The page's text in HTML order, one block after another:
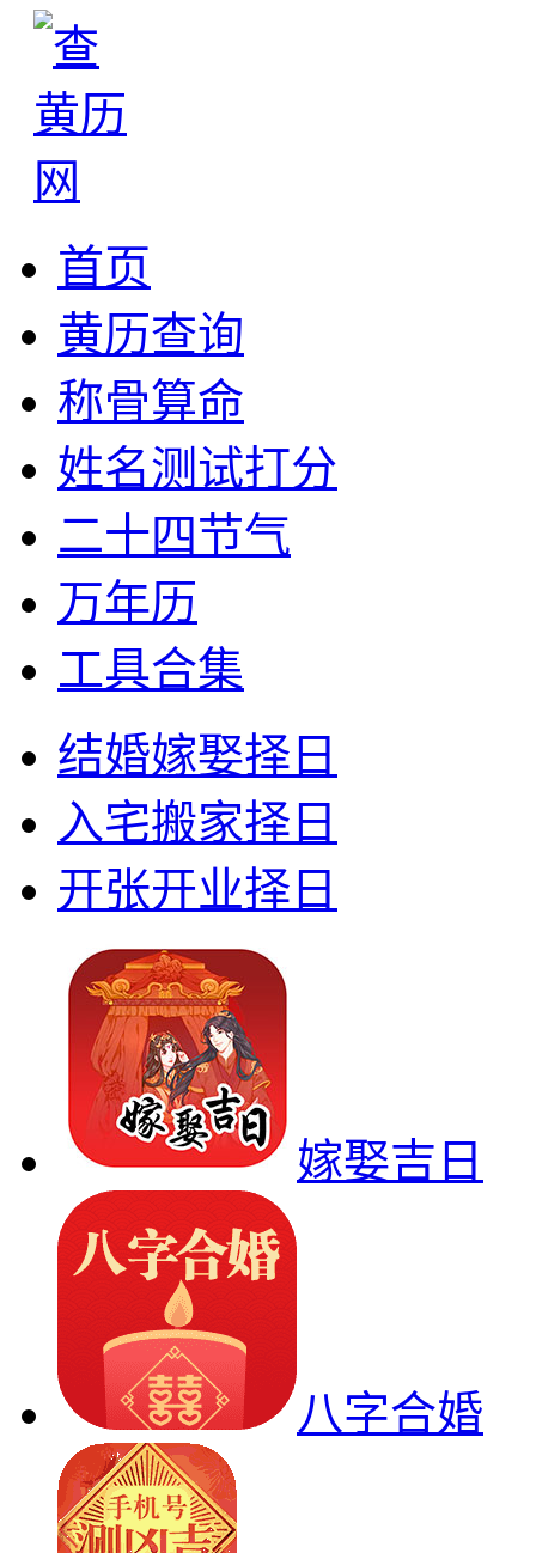
首页
黄历查询
称骨算命
姓名测试打分
二十四节气
万年历
工具合集
结婚嫁娶择日
入宅搬家择日
开张开业择日
嫁娶吉日
八字合婚